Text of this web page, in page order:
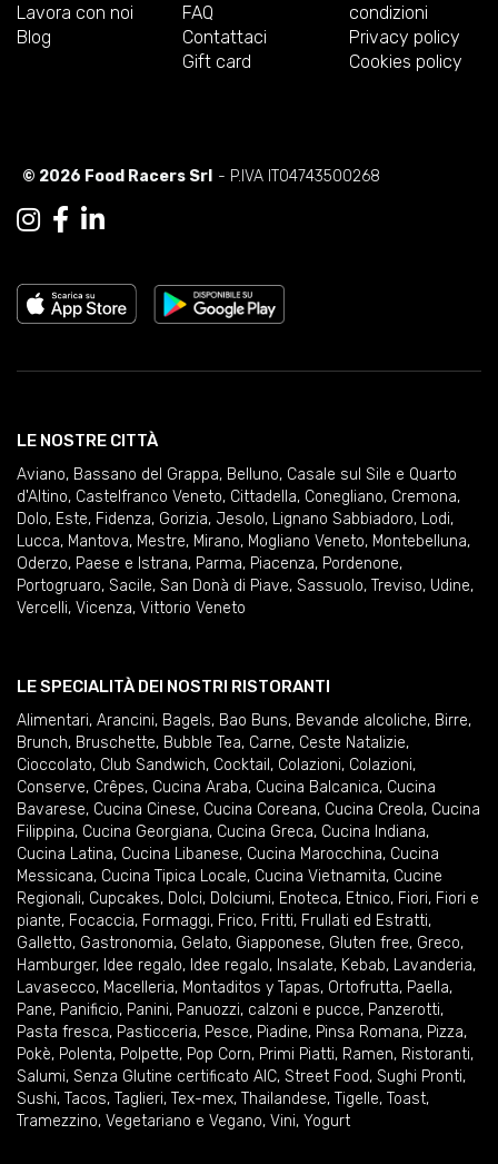
Lavora con noi
Blog
FAQ
Contattaci
Gift card
condizioni
Privacy policy
Cookies policy
© 2026 Food Racers Srl - P.IVA IT04743500268
LE NOSTRE CITTÀ
Aviano, Bassano del Grappa, Belluno, Casale sul Sile e Quarto
d'Altino, Castelfranco Veneto, Cittadella, Conegliano, Cremona,
Dolo, Este, Fidenza, Gorizia, Jesolo, Lignano Sabbiadoro, Lodi,
Lucca, Mantova, Mestre, Mirano, Mogliano Veneto, Montebelluna,
Oderzo, Paese e Istrana, Parma, Piacenza, Pordenone,
Portogruaro, Sacile, San Donà di Piave, Sassuolo, Treviso, Udine,
Vercelli, Vicenza, Vittorio Veneto
LE SPECIALITÀ DEI NOSTRI RISTORANTI
Alimentari, Arancini, Bagels, Bao Buns, Bevande alcoliche, Birre,
Brunch, Bruschette, Bubble Tea, Carne, Ceste Natalizie,
Cioccolato, Club Sandwich, Cocktail , Colazioni, Colazioni,
Conserve, Crêpes, Cucina Araba, Cucina Balcanica, Cucina
Bavarese, Cucina Cinese, Cucina Coreana, Cucina Creola, Cucina
Filippina, Cucina Georgiana, Cucina Greca, Cucina Indiana,
Cucina Latina, Cucina Libanese, Cucina Marocchina, Cucina
Messicana, Cucina Tipica Locale, Cucina Vietnamita, Cucine
Regionali, Cupcakes, Dolci, Dolciumi, Enoteca, Etnico, Fiori, Fiori e
piante, Focaccia, Formaggi, Frico, Fritti, Frullati ed Estratti,
Galletto, Gastronomia, Gelato, Giapponese, Gluten free, Greco,
Hamburger, Idee regalo, Idee regalo, Insalate, Kebab, Lavanderia,
Lavasecco, Macelleria, Montaditos y Tapas, Ortofrutta, Paella,
Pane, Panificio, Panini, Panuozzi, calzoni e pucce, Panzerotti,
Pasta fresca, Pasticceria, Pesce, Piadine, Pinsa Romana, Pizza,
Pokè, Polenta, Polpette, Pop Corn, Primi Piatti, Ramen, Ristoranti,
Salumi, Senza Glutine certificato AIC, Street Food, Sughi Pronti,
Sushi, Tacos, Taglieri, Tex-mex, Thailandese, Tigelle, Toast,
Tramezzino, Vegetariano e Vegano, Vini, Yogurt